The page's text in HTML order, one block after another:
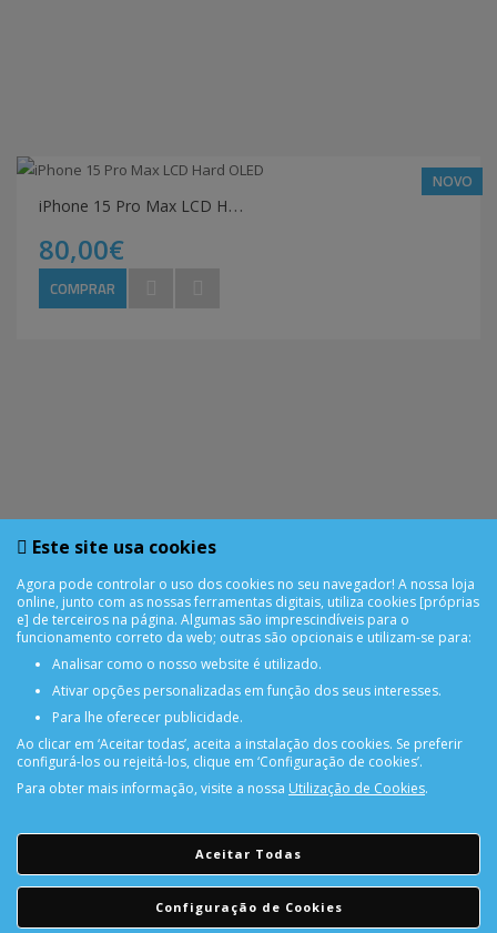
NOVO
i
Phone 15 Pro Max LCD Hard OLED
80,00€
COMPRAR
Encomendas acima de 150€
Consulte aqui a sua reparação
Este site usa cookies
Agora pode controlar o uso dos cookies no seu navegador! A nossa loja
online, junto com as nossas ferramentas digitais, utiliza cookies [próprias
e] de terceiros na página. Algumas são imprescindíveis para o
funcionamento correto da web; outras são opcionais e utilizam-se para:
Analisar como o nosso website é utilizado.
Ativar opções personalizadas em função dos seus interesses.
Para lhe oferecer publicidade.
Ao clicar em ‘Aceitar todas’, aceita a instalação dos cookies. Se preferir
configurá-los ou rejeitá-los, clique em ‘Configuração de cookies’.
Para obter mais informação, visite a nossa Utilização de Cookies.
Aceitar Todas
Configuração de Cookies